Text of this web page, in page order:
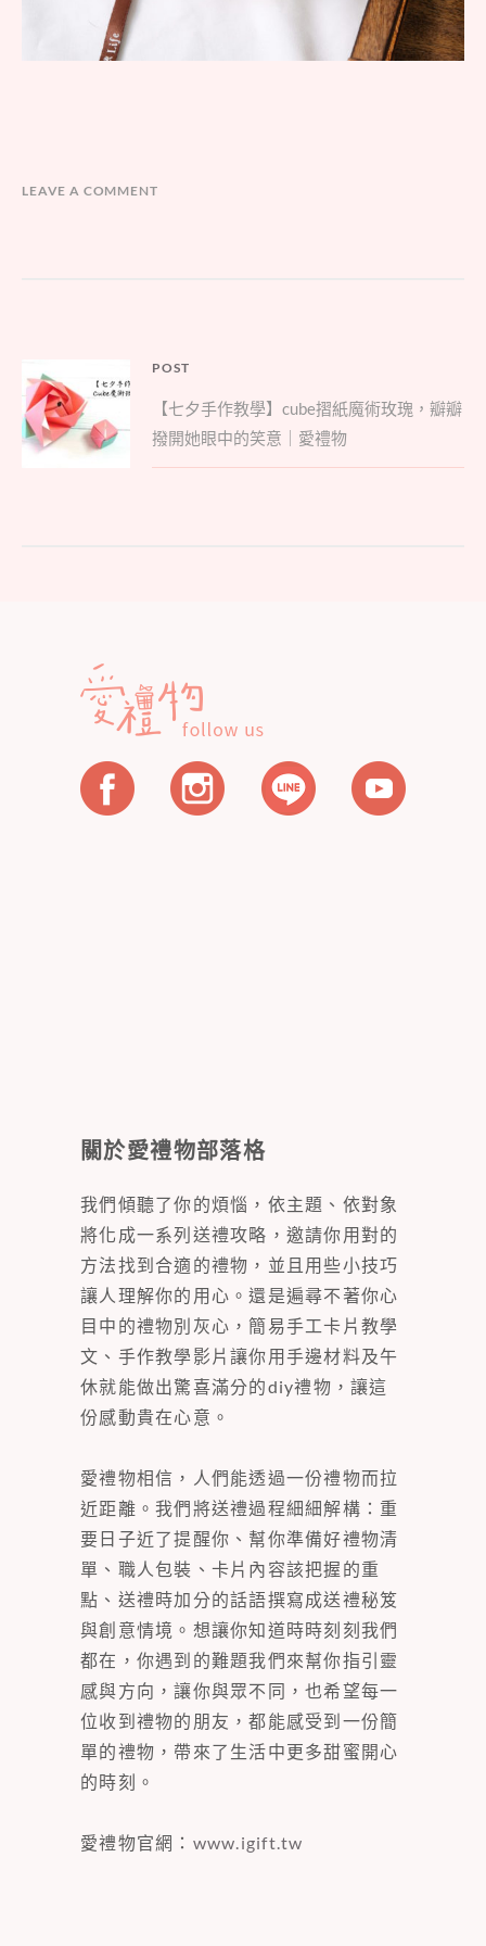
LEAVE A COMMENT
文
章
導
POST
Parent
post:
【七夕手作教學】cube摺紙魔術玫瑰，瓣瓣
撥開她眼中的笑意｜愛禮物
關於愛禮物部落格
我們傾聽了你的煩惱，依主題、依對象
將化成一系列送禮攻略，邀請你用對的
方法找到合適的禮物，並且用些小技巧
讓人理解你的用心。還是遍尋不著你心
目中的禮物別灰心，簡易手工卡片教學
文、手作教學影片讓你用手邊材料及午
休就能做出驚喜滿分的diy禮物，讓這
份感動貴在心意。
愛禮物相信，人們能透過一份禮物而拉
近距離。我們將送禮過程細細解構：重
要日子近了提醒你、幫你準備好禮物清
單、職人包裝、卡片內容該把握的重
點、送禮時加分的話語撰寫成送禮秘笈
與創意情境。想讓你知道時時刻刻我們
都在，你遇到的難題我們來幫你指引靈
感與方向，讓你與眾不同，也希望每一
位收到禮物的朋友，都能感受到一份簡
單的禮物，帶來了生活中更多甜蜜開心
的時刻。
愛禮物官網： www.igift.tw